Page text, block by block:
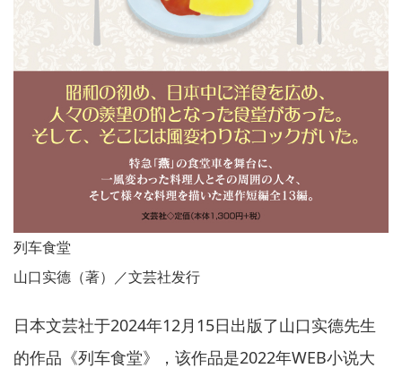
列车食堂
山口实德（著）／文芸社发行
日本文芸社于2024年12月15日出版了山口实德先生
的作品《列车食堂》，该作品是2022年WEB小说大